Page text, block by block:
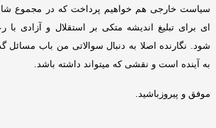
سیاست خارجی هم خواهیم پرداخت که در مجموع
ای برای تبلیغ اندیشه متکی بر استقلال و آزادی
شود
نگارنده اصلا به دنبال سوالاتی من باب
به آینده است و نقشی که میتواند داشته باشد
موفق و پیروزباشید